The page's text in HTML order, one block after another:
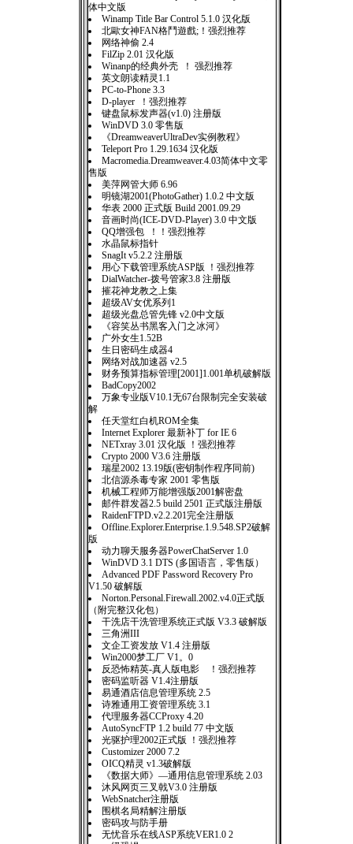
体中文版
Winamp Title Bar Control 5.1.0 汉化版
北歐女神FAN格鬥遊戲;！强烈推荐
网络神偷 2.4
FilZip 2.01 汉化版
Winanp的经典外壳 ！ 强烈推荐
英文朗读精灵1.1
PC-to-Phone 3.3
D-player ！强烈推荐
键盘鼠标发声器(v1.0) 注册版
WinDVD 3.0 零售版
《DreamweaverUltraDev实例教程》
Teleport Pro 1.29.1634 汉化版
Macromedia.Dreamweaver.4.03简体中文零
售版
美萍网管大师 6.96
明镜湖2001(PhotoGather) 1.0.2 中文版
华表 2000 正式版 Build 2001.09.29
音画时尚(ICE-DVD-Player) 3.0 中文版
QQ增强包 ！！强烈推荐
水晶鼠标指针
SnagIt v5.2.2 注册版
用心下载管理系统ASP版 ！强烈推荐
DialWatcher-拨号管家3.8 注册版
摧花神龙教之上集
超级AV女优系列1
超级光盘总管先锋 v2.0中文版
《容笑丛书黑客入门之冰河》
广外女生1.52B
生日密码生成器4
网络对战加速器 v2.5
财务预算指标管理[2001]1.001单机破解版
BadCopy2002
万象专业版V10.1无67台限制完全安装破
解
任天堂红白机ROM全集
Internet Explorer 最新补丁 for IE 6
NETxray 3.01 汉化版 ！强烈推荐
Crypto 2000 V3.6 注册版
瑞星2002 13.19版(密钥制作程序同前)
北信源杀毒专家 2001 零售版
机械工程师万能增强版2001解密盘
邮件群发器2.5 build 2501 正式版注册版
RaidenFTPD.v2.2.201完全注册版
Offline.Explorer.Enterprise.1.9.548.SP2破解
版
动力聊天服务器PowerChatServer 1.0
WinDVD 3.1 DTS (多国语言，零售版）
Advanced PDF Password Recovery Pro
V1.50 破解版
Norton.Personal.Firewall.2002.v4.0正式版
（附完整汉化包）
干洗店干洗管理系统正式版 V3.3 破解版
三角洲III
文企工资发放 V1.4 注册版
Win2000梦工厂 V1。0
反恐怖精英-真人版电影 ！强烈推荐
密码监听器 V1.4注册版
易通酒店信息管理系统 2.5
诗雅通用工资管理系统 3.1
代理服务器CCProxy 4.20
AutoSyncFTP 1.2 build 77 中文版
光驱护理2002正式版 ！强烈推荐
Customizer 2000 7.2
OICQ精灵 v1.3破解版
《数据大师》—通用信息管理系统 2.03
沐风网页三叉戟V3.0 注册版
WebSnatcher注册版
围棋名局精解注册版
密码攻与防手册
无忧音乐在线ASP系统VER1.0 2